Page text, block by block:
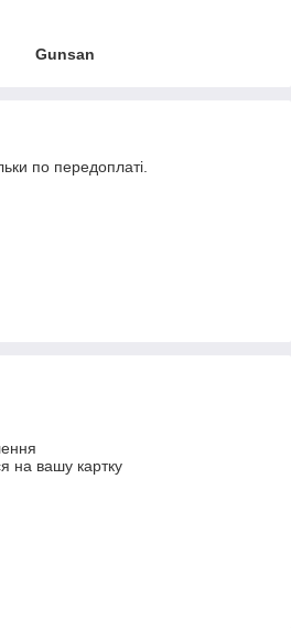
Gunsan
по передоплаті.
на вашу картку